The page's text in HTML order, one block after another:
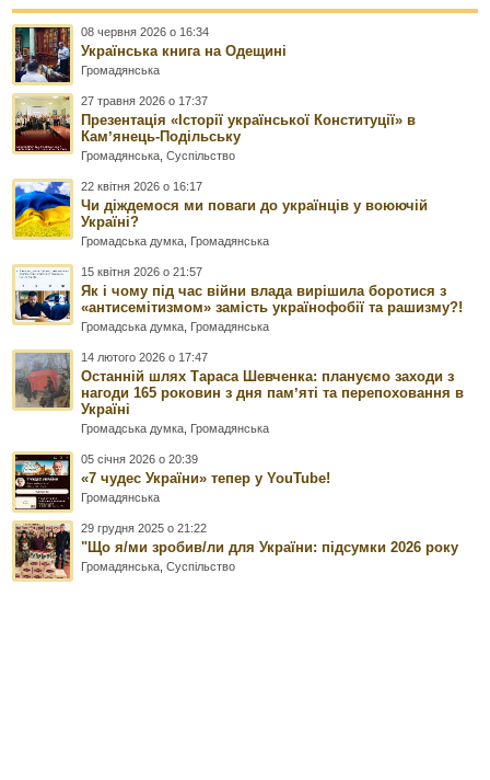
08 червня 2026 о 16:34
Українська книга на Одещині
Громадянська
27 травня 2026 о 17:37
Презентація «Історії української Конституції» в
Камʼянець-Подільську
Громадянська ,Суспільство
22 квітня 2026 о 16:17
Чи діждемося ми поваги до українців у воюючій
Україні?
Громадська думка Громадянська
15 квітня 2026 о 21:57
Як і чому під час війни влада вирішила боротися з
«антисемітизмом» замість українофобії та рашизму?!
Громадська думка Громадянська
14 лютого 2026 о 17:47
Останній шлях Тараса Шевченка: плануємо заходи з
нагоди 165 роковин з дня памʼяті та перепоховання в
Україні
Громадська думка Громадянська
05 січня 2026 о 20:39
«7 чудес України» тепер у YouTube!
Громадянська
29 грудня 2025 о 21:22
"Що я/ми зробив/ли для України: підсумки 2026 року
Громадянська ,Суспільство